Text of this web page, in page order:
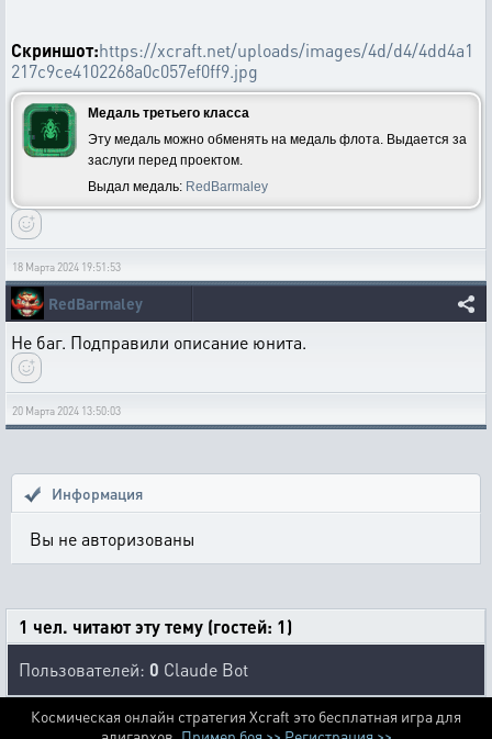
Скриншот:https://xcraft.net/uploads/images/4d/d4/4dd4a1
217c9ce4102268a0c057ef0ff9.jpg
Медаль третьего класса
Эту медаль можно обменять на медаль флота. Выдается за
заслуги перед проектом.
Выдал медаль: RedBarmaley
18 Марта 2024 19:51:53
RedBarmaley
Не баг. Подправили описание юнита.
20 Марта 2024 13:50:03
Информация
Вы не авторизованы
1 чел. читают эту тему (гостей: 1)
Пользователей: 0 Claude Bot
Космическая онлайн стратегия Xcraft это бесплатная игра для